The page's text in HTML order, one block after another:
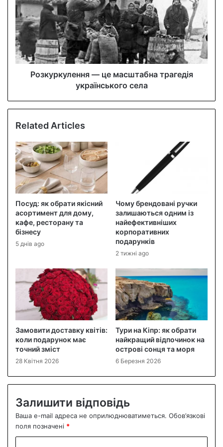
Розкуркулення — це масштабна трагедія
українського села
Related Articles
Посуд: як обрати якісний
асортимент для дому,
кафе, ресторану та
бізнесу
5 днів ago
Чому брендовані ручки
залишаються одним із
найефективніших
корпоративних
подарунків
2 тижні ago
Замовити доставку квітів:
коли подарунок має
точний зміст
28 Квітня 2026
Тури на Кіпр: як обрати
найкращий відпочинок на
острові сонця та моря
6 Березня 2026
Залишити відповідь
Ваша e-mail адреса не оприлюднюватиметься. Обов’язкові
поля позначені *